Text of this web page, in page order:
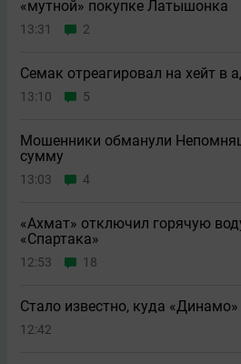
«мутной» покупке Латышонка
13:31 2
Семак отреагировал на хейт в
13:10 5
Мошенники обманули
сумму
13:03 4
«Ахмат» отключил горячую
«Спартака»
12:53 18
Стало известно, куда
12:42